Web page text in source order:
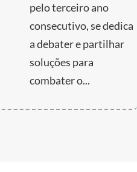
pelo terceiro ano
consecutivo, se dedica
a debater e partilhar
soluções para
combater o...